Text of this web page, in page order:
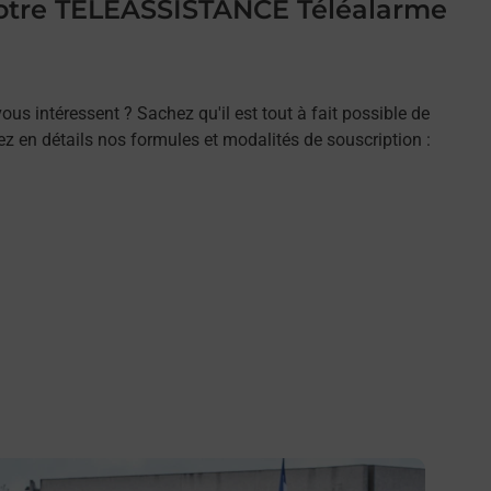
TELEASSISTANCE Téléalarme
intéressent ? Sachez qu'il est tout à fait possible de
en détails nos formules et modalités de souscription :